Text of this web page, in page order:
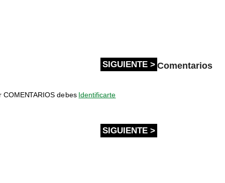
SIGUIENTE > Comentarios
COMENTARIOS debes Identificarte
SIGUIENTE >